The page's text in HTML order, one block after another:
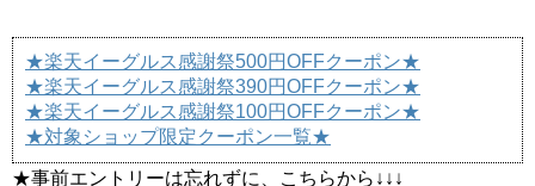
★楽天イーグルス感謝祭500円OFFクーポン★
★楽天イーグルス感謝祭390円OFFクーポン★
★楽天イーグルス感謝祭100円OFFクーポン★
★対象ショップ限定クーポン一覧★
★事前エントリーは忘れずに、こちらから↓↓↓